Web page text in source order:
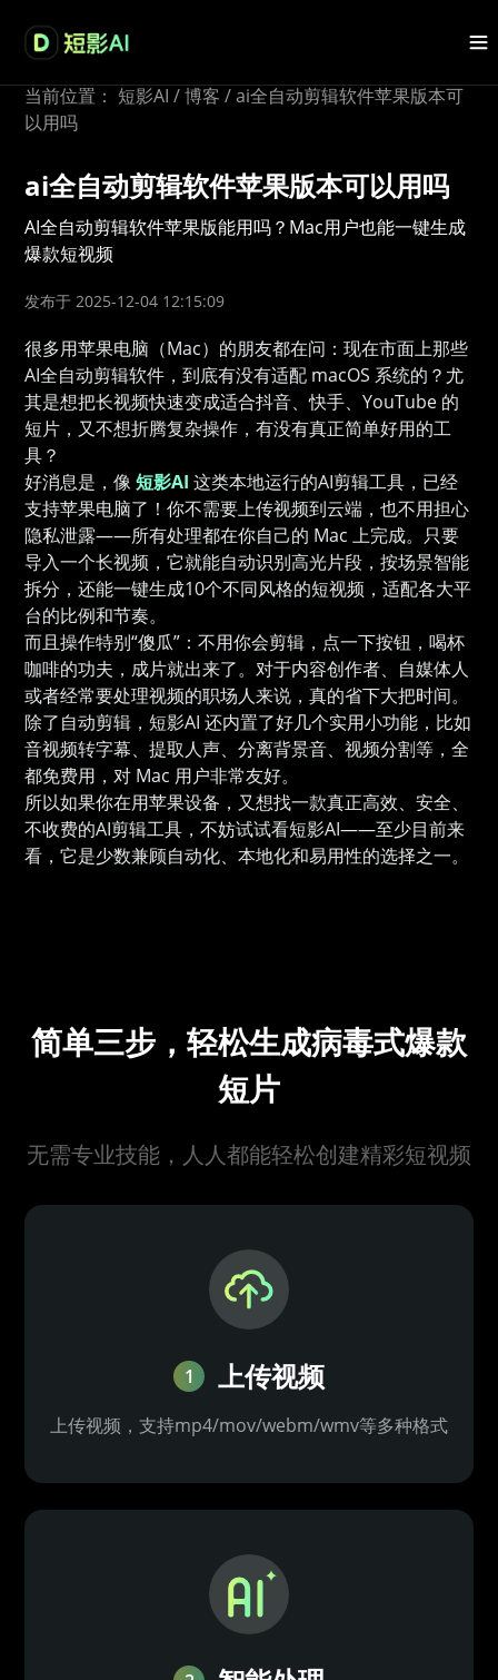
当前位置： 短影AI / 博客 / ai全自动剪辑软件苹果版本可
以用吗
ai全自动剪辑软件苹果版本可以用吗
AI全自动剪辑软件苹果版能用吗？Mac用户也能一键生成
爆款短视频
发布于 2025-12-04 12:15:09
很多用苹果电脑（Mac）的朋友都在问：现在市面上那些
AI全自动剪辑软件，到底有没有适配 macOS 系统的？尤
其是想把长视频快速变成适合抖音、快手、YouTube 的
短片，又不想折腾复杂操作，有没有真正简单好用的工
具？
好消息是，像短影AI 这类本地运行的AI剪辑工具，已经
支持苹果电脑了！你不需要上传视频到云端，也不用担心
隐私泄露——所有处理都在你自己的 Mac 上完成。只要
导入一个长视频，它就能自动识别高光片段，按场景智能
拆分，还能一键生成10个不同风格的短视频，适配各大平
台的比例和节奏。
而且操作特别“傻瓜”：不用你会剪辑，点一下按钮，喝杯
咖啡的功夫，成片就出来了。对于内容创作者、自媒体人
或者经常要处理视频的职场人来说，真的省下大把时间。
除了自动剪辑，短影AI 还内置了好几个实用小功能，比如
音视频转字幕、提取人声、分离背景音、视频分割等，全
都免费用，对 Mac 用户非常友好。
所以如果你在用苹果设备，又想找一款真正高效、安全、
不收费的AI剪辑工具，不妨试试看短影AI——至少目前来
看，它是少数兼顾自动化、本地化和易用性的选择之一。
简单三步，轻松生成病毒式爆款
短片
无需专业技能，人人都能轻松创建精彩短视频
1 上传视频
上传视频，支持mp4/mov/webm/wmv等多种格式